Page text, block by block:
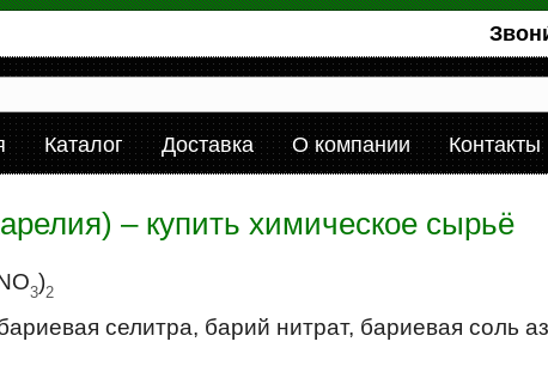
Каталог Доставка О компании Контакты
– купить химическое сырьё
3)2
селитра, барий нитрат, бариевая соль